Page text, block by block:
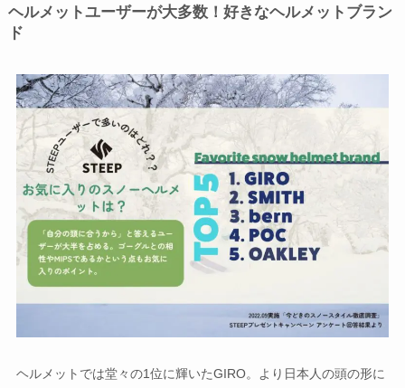
ヘルメットユーザーが大多数！好きなヘルメットブラン
ド
ヘルメットでは堂々の1位に輝いたGIRO。より日本人の頭の形に